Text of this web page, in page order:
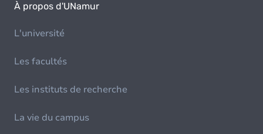
À propos d'UNamur
L'université
Les facultés
Les instituts de recherche
La vie du campus